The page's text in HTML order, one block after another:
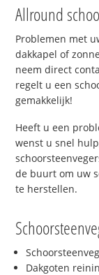
Allround
Problemen met
dakkapel of
neem direct
regelt u een
gemakkelijk!
Heeft u een
wenst u snel
de buurt om uw
te herstellen.
Dakgoten